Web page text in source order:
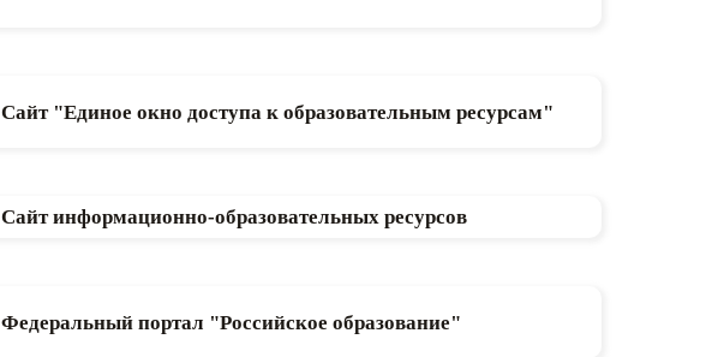
Сайт "Единое окно доступа к образовательным ресурсам"
Сайт информационно-образовательных ресурсов
Федеральный портал "Российское образование"